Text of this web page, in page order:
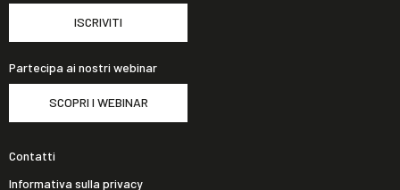
ISCRIVITI
Partecipa ai nostri webinar
SCOPRI I WEBINAR
Contatti
Informativa sulla privacy